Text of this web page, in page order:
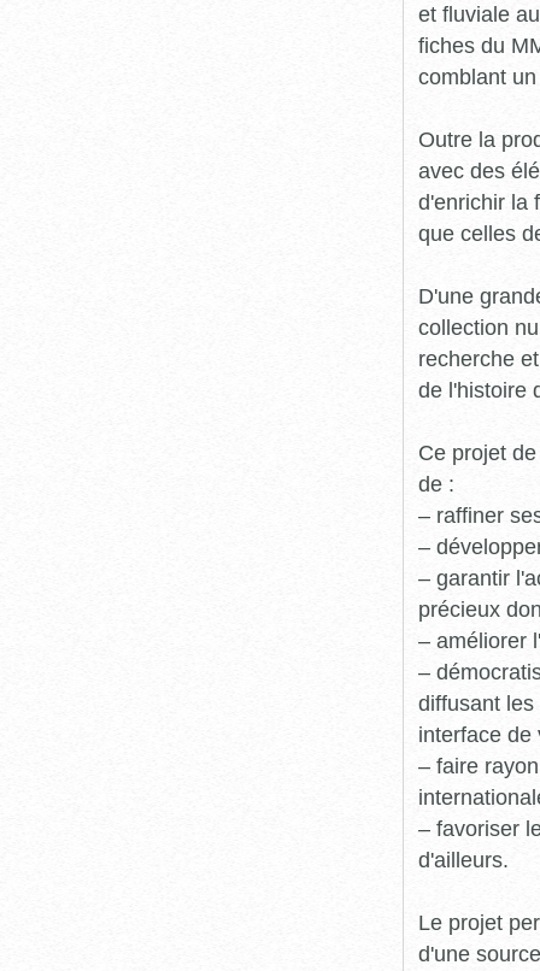
et fluviale
fiches du
comblant
Outre la
avec des
d'enrichir la
que celles
D'une
collection
recherche
de l'histoire
Ce projet
de :
– raffiner
–
– garantir
précieux
– améliorer
–
diffusant
interface de
– faire
– favoriser
d'ailleurs.
Le projet
d'une